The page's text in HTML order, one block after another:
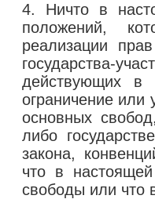
4. Ничто в
положений,
реализации
государства-
действующих в
ограничение или
основных
либо
закона,
что в
свободы или что